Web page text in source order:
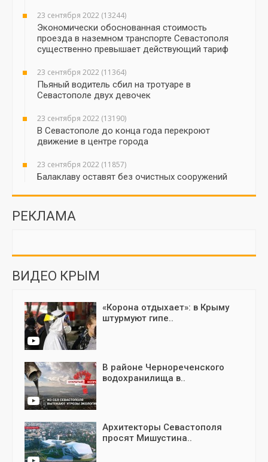
23 сентября 2022 (13244)
Экономически обоснованная стоимость
проезда в наземном транспорте Севастополя
существенно превышает действующий тариф
23 сентября 2022 (11364)
Пьяный водитель сбил на тротуаре в
Севастополе двух девочек
23 сентября 2022 (13190)
В Севастополе до конца года перекроют
движение в центре города
23 сентября 2022 (11857)
Балаклаву оставят без очистных сооружений
РЕКЛАМА
ВИДЕО КРЫМ
«Корона отдыхает»: в Крыму
штурмуют гипе..
В районе Чернореченского
водохранилища в..
Архитекторы Севастополя
просят Мишустина..